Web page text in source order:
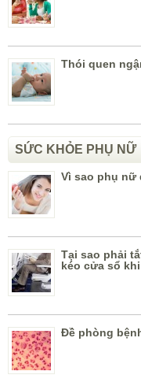
Thói quen
SỨC KHỎE PHỤ NỮ
Vì sao phụ nữ
Tại sao phải
kéo cửa sổ
Đề phòng